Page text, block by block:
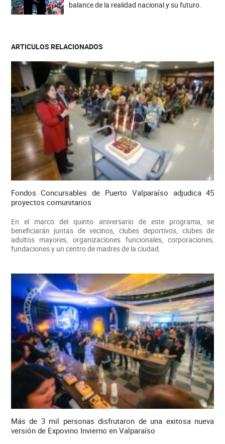
balance de la realidad nacional y su futuro.
ARTICULOS RELACIONADOS
Fondos Concursables de Puerto Valparaíso adjudica 45
proyectos comunitarios
En el marco del quinto aniversario de este programa, se
beneficiarán juntas de vecinos, clubes deportivos, clubes de
adultos mayores, organizaciones funcionales, corporaciones,
fundaciones y un centro de madres de la ciudad.
Más de 3 mil personas disfrutaron de una exitosa nueva
versión de Expovino Invierno en Valparaíso